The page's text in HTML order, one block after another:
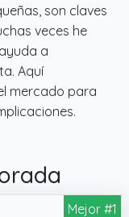
son claves
veces he
a
Aquí
mercado para
Mejor #1